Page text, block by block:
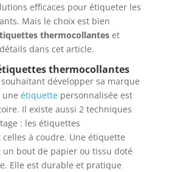
efficaces pour étiqueter les
Mais le choix est bien
thermocollanteset
dans cet article.
thermocollantes
développer sa marque
une étiquette personnalisée est
Il existe aussi 2 techniques
: les étiquettes
à coudre. Une étiquette
bout de papier ou tissu doté
Elle est durable et pratique